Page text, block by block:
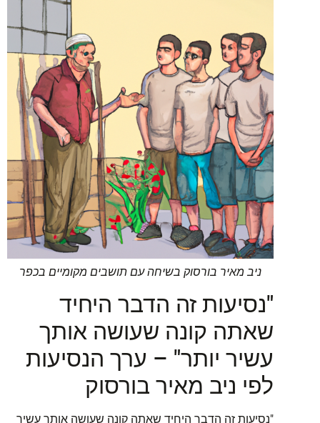
ניב מאיר בורסוק בשיחה עם תושבים מקומיים בכפר
"נסיעות זה הדבר היחיד
שאתה קונה שעושה אותך
עשיר יותר" – ערך הנסיעות
לפי ניב מאיר בורסוק
"נסיעות זה הדבר היחיד שאתה קונה שעושה אותך עשיר